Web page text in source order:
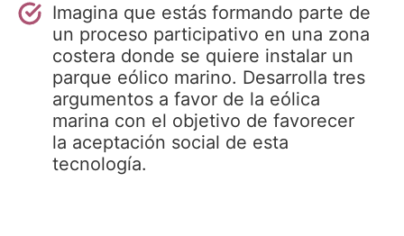
Imagina que estás formando parte de
un proceso participativo en una zona
costera donde se quiere instalar un
parque eólico marino. Desarrolla tres
argumentos a favor de la eólica
marina con el objetivo de favorecer
la aceptación social de esta
tecnología.